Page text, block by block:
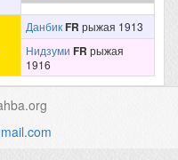
ДанбикFR рыжая 1913
Нидзуми FR рыжая
1916